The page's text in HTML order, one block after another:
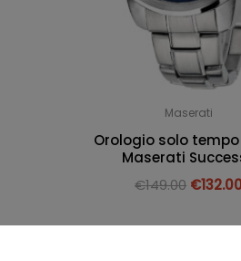
Maserati
Orologio solo
Maserati
€149.00 €